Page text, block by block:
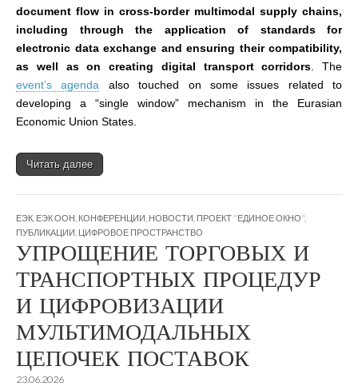
document flow in cross-border multimodal supply chains,
including through the application of standards for
electronic data exchange and ensuring their compatibility,
as well as on creating digital transport corridors . The
event’s agenda also touched on some issues related to
developing a “single window” mechanism in the Eurasian
Economic Union States.
Читать далее
ЕЭК ЕЭК ООН КОНФЕРЕНЦИИ НОВОСТИ ПРОЕКТ "ЕДИНОЕ ОКНО"
ПУБЛИКАЦИИ ЦИФРОВОЕ ПРОСТРАНСТВО
УПРОЩЕНИЕ ТОРГОВЫХ И
ТРАНСПОРТНЫХ ПРОЦЕДУР
И ЦИФРОВИЗАЦИИ
МУЛЬТИМОДАЛЬНЫХ
ЦЕПОЧЕК ПОСТАВОК
23.06.2026